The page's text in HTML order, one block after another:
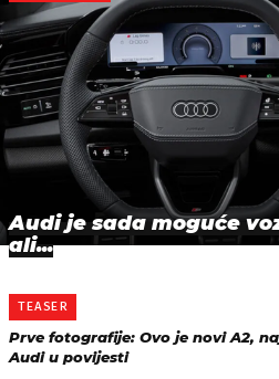
Audi je sada moguće
ali...
TEASER
Prve fotografije: Ovo je novi A2,
Audi u povijesti